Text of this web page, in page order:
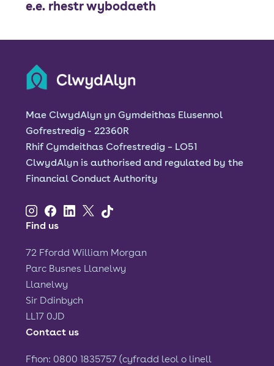
e.e. rhestr wybodaeth
Mae ClwydAlyn yn Gymdeithas Elusennol
Gofrestredig - 22360R
Rhif Cymdeithas Cofrestredig – LO51
ClwydAlyn is authorised and regulated by the
Financial Conduct Authority
Find us
72 Ffordd William Morgan
Parc Busnes Llanelwy
Llanelwy
Sir Ddinbych
LL17 0JD
Contact us
Ffion: 0800 1835757 (cyfradd leol o linell